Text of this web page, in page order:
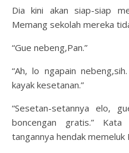
Dia kini akan siap-siap
Memang sekolah mereka
“Gue nebeng,Pan.”
“Ah, lo ngapain
kayak kesetanan.”
“Sesetan-setannya elo,
boncengan gratis.”
tangannya hendak memeluk